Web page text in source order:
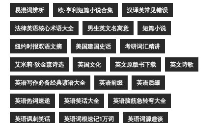
易混词辨析 欧·亨利短篇小说合集 汉译英常见错误
法律英语核心术语大全 男生英文名寓意 短篇小说
纽约时报双语文摘 美国建国史话 考研词汇精讲
艾米莉·狄金森诗选 英国文化 英文原版书下载 英文诗歌
英语写作必备经典谚语大全 英语前缀 英语后缀
英语热词速递 英语笑话大全 英语脑筋急转弯大全
英语讽刺笑话 英语词根速记1万词 英语词源趣谈